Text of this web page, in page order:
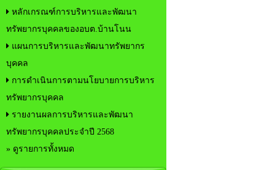
หลักเกรณฑ์การบริหารและพัฒนา
ทรัพยากรบุคคลของอบต.บ้านโนน
แผนการบริหารและพัฒนาทรัพยากร
บุคคล
การดำเนินการตามนโยบายการบริหาร
ทรัพยากรบุคคล
รายงานผลการบริหารและพัฒนา
ทรัพยากรบุคคลประจำปี 2568
» ดูรายการทั้งหมด